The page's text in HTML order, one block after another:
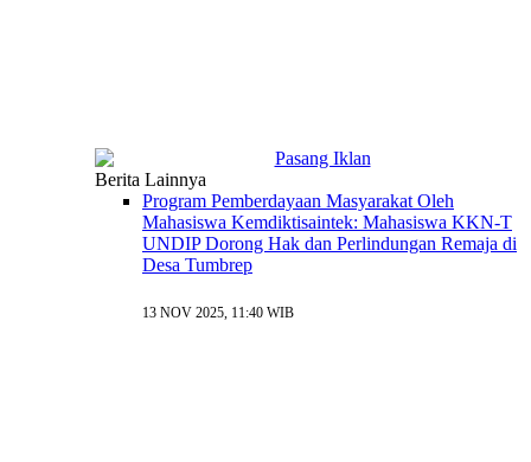
Berita Lainnya
Program Pemberdayaan Masyarakat Oleh
Mahasiswa Kemdiktisaintek: Mahasiswa KKN-T
UNDIP Dorong Hak dan Perlindungan Remaja di
Desa Tumbrep
13 NOV 2025, 11:40 WIB